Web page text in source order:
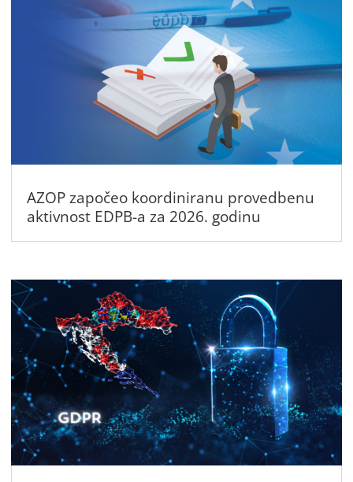
AZOP započeo koordiniranu provedbenu
aktivnost EDPB-a za 2026. godinu